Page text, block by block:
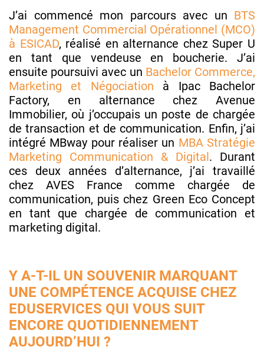
J’ai commencé mon parcours avec un BTS
Management Commercial Opérationnel (MCO)
à ESICAD, réalisé en alternance chez Super U
en tant que vendeuse en boucherie. J’ai
ensuite poursuivi avec un Bachelor Commerce,
Marketing et Négociation à Ipac Bachelor
Factory, en alternance chez Avenue
Immobilier, où j’occupais un poste de chargée
de transaction et de communication. Enfin, j’ai
intégré MBway pour réaliser un MBA Stratégie
Marketing Communication & Digital. Durant
ces deux années d’alternance, j’ai travaillé
chez AVES France comme chargée de
communication, puis chez Green Eco Concept
en tant que chargée de communication et
marketing digital.
Y A-T-IL UN SOUVENIR MARQUANT
UNE COMPÉTENCE ACQUISE CHEZ
EDUSERVICES QUI VOUS SUIT
ENCORE QUOTIDIENNEMENT
AUJOURD’HUI ?